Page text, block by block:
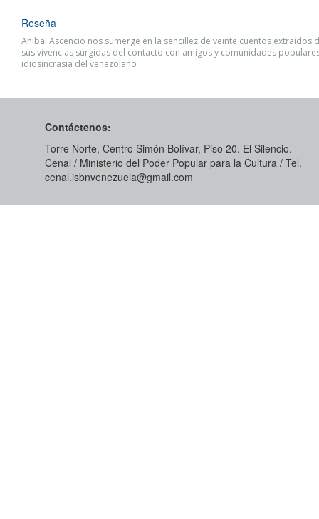
Reseña
Anibal Ascencio nos sumerge en la sencillez de veinte cuentos extraídos
sus vivencias surgidas del contacto con amigos y comunidades
idiosincrasia del venezolano
Contáctenos:
Torre Norte, Centro Simón Bolívar, Piso 20. El Silencio.
Cenal / Ministerio del Poder Popular para la Cultura / Tel.
cenal.isbnvenezuela@gmail.com